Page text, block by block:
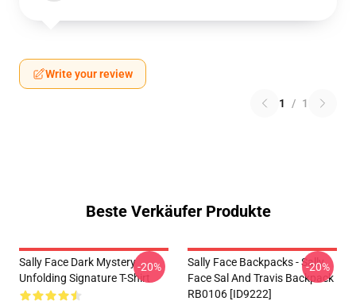
Write your review
1 / 1
Beste Verkäufer Produkte
Sally Face Dark Mystery
Unfolding Signature T-Shirt
-20%
Sally Face Backpacks - Sally
Face Sal And Travis Backpack
RB0106 [ID9222]
-20%